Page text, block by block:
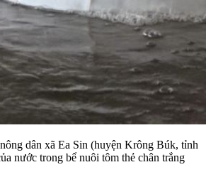
dân xã Ea Sin (huyện Krông Búk, tỉnh
nước trong bể nuôi tôm thẻ chân trắng